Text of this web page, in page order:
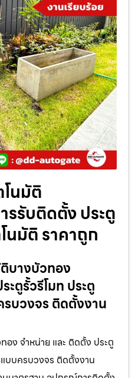
นมัติ
รรับติดตั้ง ประตู
นมัติ ราคาถูก
บางบัวทอง
ะตูรั้วรีโมท ประตู
บวงจร ติดตั้งงาน
ง จำหน่าย และ ติดตั้ง ประตู
บบครบวงจร ติดตั้งงาน